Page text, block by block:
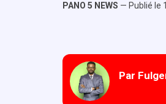
PANO 5 NEWS — Publié le
Par